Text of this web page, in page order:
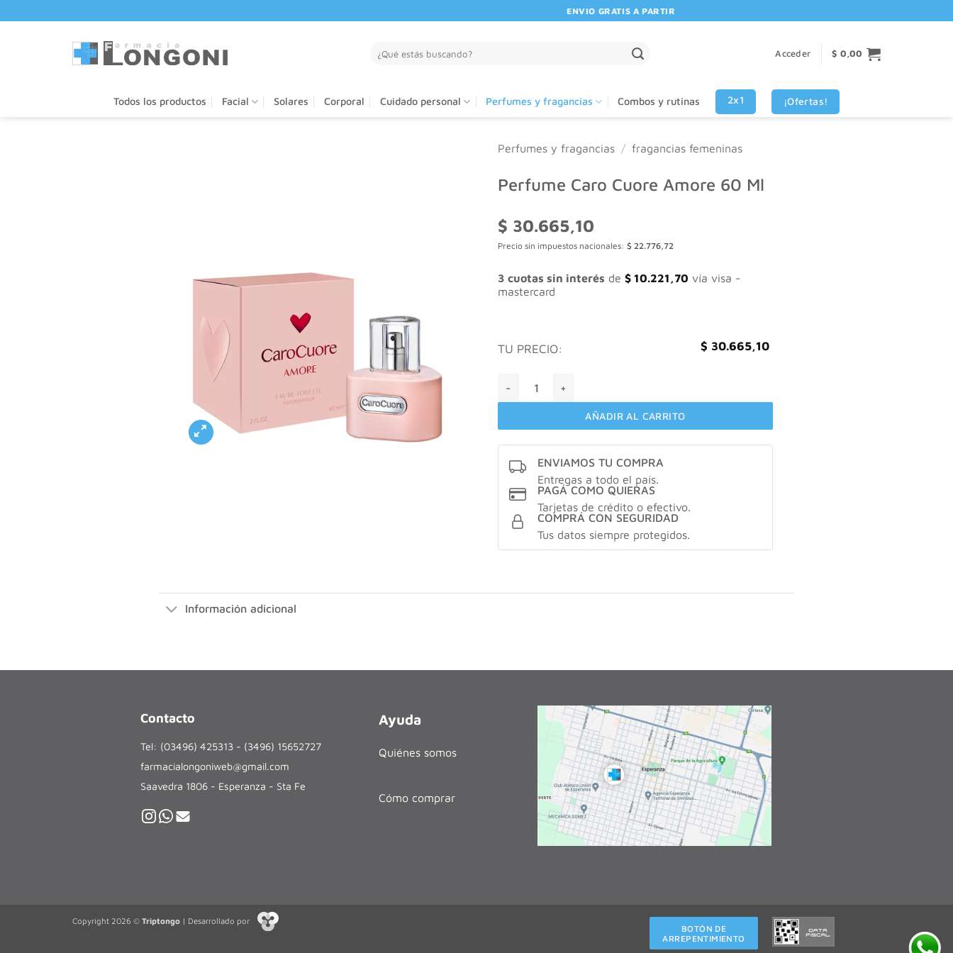
al
ENVIO GRATIS A PARTIR DE $80.000! 🚚 | 💳 3 CUOTAS SIN INTERES VISA - MASTERCARD
por:
Acceder $ 0,00
Todos los productos Facial Solares Corporal Cuidado personal Perfumes y fragancias Combos y rutinas 2x1 ¡Ofertas!
Perfumes y fragancias / fragancias femeninas
Perfume Caro Cuore Amore 60 Ml
$ 30.665,10
Precio sin impuestos nacionales: $ 22.776,72
3 cuotas sin interés de $ 10.221,70 vía visa -
mastercard
TU PRECIO: $ 30.665,10
AÑADIR AL CARRITO
ENVIAMOS TU COMPRA
Entregas a todo el país.
PAGÁ COMO QUIERAS
Tarjetas de crédito o efectivo.
COMPRÁ CON SEGURIDAD
Tus datos siempre protegidos.
Información adicional
Contacto
Tel: (03496) 425313 - (3496) 15652727
farmacialongoniweb@gmail.com
Saavedra 1806 - Esperanza - Sta Fe
Ayuda
Quiénes somos
Cómo comprar
BOTÓN DE
ARREPENTIMIENTO
Copyright 2026 © Triptongo | Desarrollado por